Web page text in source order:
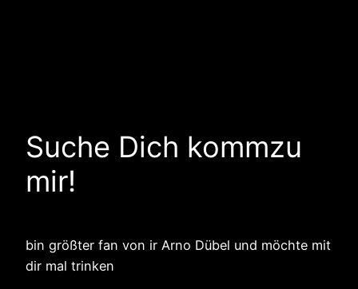
Suche Dich kommzu
mir!
bin größter fan von ir Arno Dübel und möchte mit
dir mal trinken